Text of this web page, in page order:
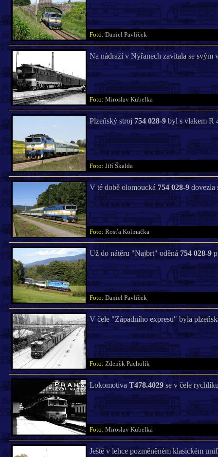
Foto: Daniel Pavlíček
Na nádraží v Nýřanech zavítala se
Foto: Miroslav Kubelka
Plzeňský stroj 754 028-9byl s vlakem R
Foto: Jiří Škalda
V té době olomoucká754 028-9dovezla
Foto: Rosťa Kolmačka
Už do nátěru "Najbrt" oděná754 028-9
Foto: Daniel Pavlíček
V čele "Západního expresu" byla
Foto: Zdeněk Pacholík
Lokomotiva T478.4029se v čele
Foto: Miroslav Kubelka
Ještě v lehce pozměněném klasickém